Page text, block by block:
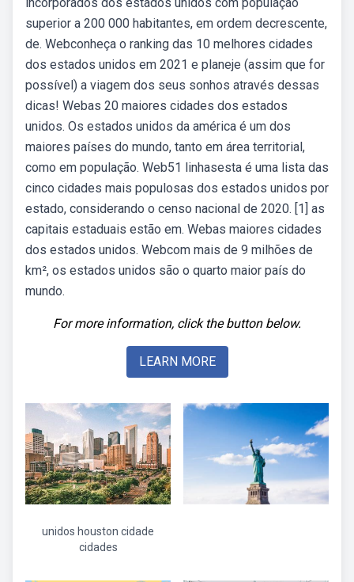
superior a 200 000 habitantes, em ordem decrescente,
de. Webconheça o ranking das 10 melhores cidades
dos estados unidos em 2021 e planeje (assim que for
possível) a viagem dos seus sonhos através dessas
dicas! Webas 20 maiores cidades dos estados
unidos. Os estados unidos da américa é um dos
maiores países do mundo, tanto em área territorial,
como em população. Web51 linhasesta é uma lista das
cinco cidades mais populosas dos estados unidos por
estado, considerando o censo nacional de 2020. [1] as
capitais estaduais estão em. Webas maiores cidades
dos estados unidos. Webcom mais de 9 milhões de
km², os estados unidos são o quarto maior país do
mundo.
For more information, click the button below.
LEARN MORE
unidos houston cidade
cidades